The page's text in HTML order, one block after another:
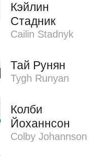
Кэйлин
Стадник
Cailin Stadnyk
Тай Рунян
Tygh Runyan
Колби
Йоханнсон
Colby Johannson